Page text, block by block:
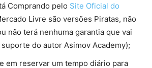
Comprando pelo Site Oficial do
Livre são versões Piratas, não
não terá nenhuma garantia que vai
do autor Asimov Academy);
em reservar um tempo diário para